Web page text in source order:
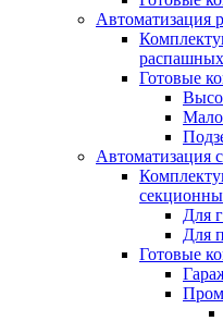
Автоматизация
Готовые
Автоматизация
Для
Для
Готовые